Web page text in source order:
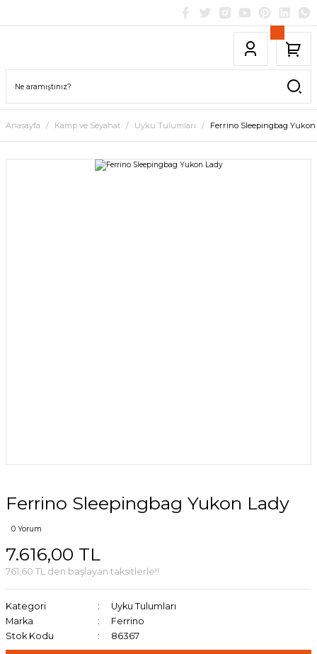
Anasayfa Kamp ve Seyahat Uyku Tulumları Ferrino Sleepingbag Yukon
Ferrino Sleepingbag Yukon Lady
0 Yorum
7.616,00 TL
761,60 TL den başlayan taksitlerle!!
Kategori
Uyku Tulumları
Marka
Ferrino
Stok Kodu
86367